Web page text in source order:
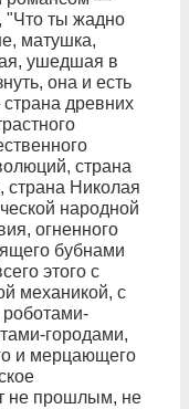
ты жадно
матушка,
ушедшая в
она и есть
древних
страна
страна Николая
народной
огненного
бубнами
этого с
механикой, с
городами,
и мерцающего
не прошлым, не